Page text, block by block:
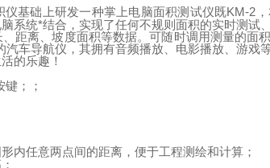
基础上研发一种掌上电脑面积测试仪既KM-2
系统*结合，实现了任何不规则面积的实时测试
距离、坡度面积等数据。可随时调用测量的面
车导航仪，其拥有音频播放、电影播放、游戏
的乐趣！
；；
内任意两点间的距离，便于工程测绘和计算；